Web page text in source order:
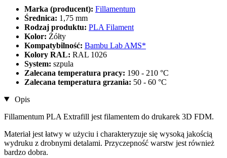
Marka (producent): Fillamentum
Średnica: 1,75 mm
Rodzaj produktu: PLA Filament
Kolor: Żółty
Kompatybilność: Bambu Lab AMS*
Kolory RAL: RAL 1026
System: szpula
Zalecana temperatura pracy: 190 - 210 °C
Zalecana temperatura grzania: 50 - 60 °C
Opis
Fillamentum PLA Extrafill jest filamentem do drukarek 3D FDM.
Materiał jest łatwy w użyciu i charakteryzuje się wysoką jakością
wydruku z drobnymi detalami. Przyczepność warstw jest również
bardzo dobra.